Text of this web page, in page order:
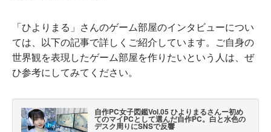
「ひよりまる」さんのゲーム部屋のインタビューについ
ては、以下の記事で詳しくご紹介しています。ご自身の
世界観を表現したゲーム部屋を作りたいという人は、ぜ
ひ参考にしてみてください。
自作PC女子図鑑Vol.05 ひよりまるさんー初め
てのマイPCとして選んだ自作PC。白と水色の
デスク周りにSNSで反響